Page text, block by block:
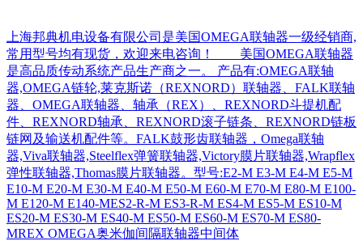
上海邦典机电设备有限公司是美国OMEGA联轴器一级经销商,
常用型号均有现货，欢迎来电咨询！ 美国OMEGA联轴器
是高品质传动系统产品生产商之一。 产品有:OMEGA联轴
器,OMEGA链轮,莱克斯诺（REXNORD）联轴器、FALK联轴
器、OMEGA联轴器、轴承（REX）、REXNORD斗提机配
件、REXNORD轴承、REXNORD滚子链条、REXNORD链板
链网及输送机配件等。FALK鼓形齿联轴器，Omega联轴
器,Viva联轴器,Steelflex弹簧联轴器,Victory膜片联轴器,Wrapflex
弹性联轴器,Thomas膜片联轴器。型号:E2-M E3-M E4-M E5-M
E10-M E20-M E30-M E40-M E50-M E60-M E70-M E80-M E100-
M E120-M E140-MES2-R-M ES3-R-M ES4-M ES5-M ES10-M
ES20-M ES30-M ES40-M ES50-M ES60-M ES70-M ES80-
MREX OMEGA奥米伽间隔联轴器中间体